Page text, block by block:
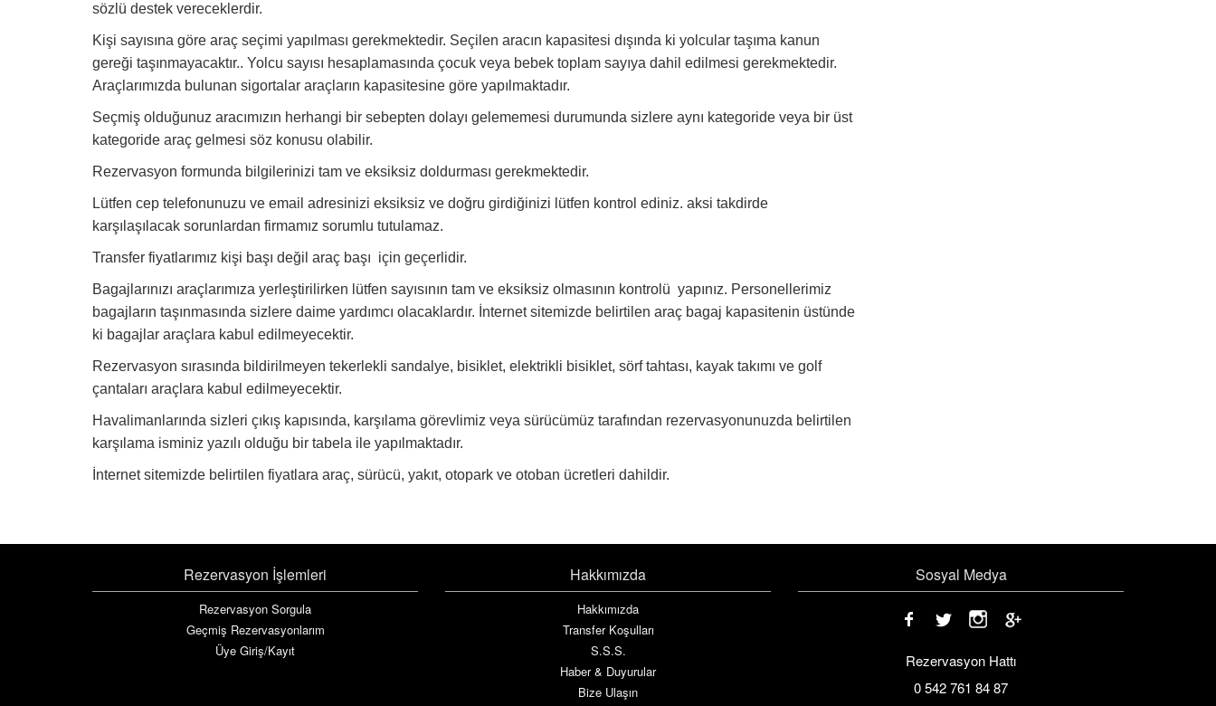
sözlü destek vereceklerdir.
Kişi sayısına göre araç seçimi yapılması gerekmektedir. Seçilen aracın kapasitesi dışında ki yolcular taşıma kanun
gereği taşınmayacaktır.. Yolcu sayısı hesaplamasında çocuk veya bebek toplam sayıya dahil edilmesi gerekmektedir.
Araçlarımızda bulunan sigortalar araçların kapasitesine göre yapılmaktadır.
Seçmiş olduğunuz aracımızın herhangi bir sebepten dolayı gelememesi durumunda sizlere aynı kategoride veya bir üst
kategoride araç gelmesi söz konusu olabilir.
Rezervasyon formunda bilgilerinizi tam ve eksiksiz doldurması gerekmektedir.
Lütfen cep telefonunuzu ve email adresinizi eksiksiz ve doğru girdiğinizi lütfen kontrol ediniz. aksi takdirde
karşılaşılacak sorunlardan firmamız sorumlu tutulamaz.
Transfer fiyatlarımız kişi başı değil araç başı için geçerlidir.
Bagajlarınızı araçlarımıza yerleştirilirken lütfen sayısının tam ve eksiksiz olmasının kontrolü yapınız. Personellerimiz
bagajların taşınmasında sizlere daime yardımcı olacaklardır. İnternet sitemizde belirtilen araç bagaj kapasitenin üstünde
ki bagajlar araçlara kabul edilmeyecektir.
Rezervasyon sırasında bildirilmeyen tekerlekli sandalye, bisiklet, elektrikli bisiklet, sörf tahtası, kayak takımı ve golf
çantaları araçlara kabul edilmeyecektir.
Havalimanlarında sizleri çıkış kapısında, karşılama görevlimiz veya sürücümüz tarafından rezervasyonunuzda belirtilen
karşılama isminiz yazılı olduğu bir tabela ile yapılmaktadır.
İnternet sitemizde belirtilen fiyatlara araç, sürücü, yakıt, otopark ve otoban ücretleri dahildir.
Rezervasyon İşlemleri
Rezervasyon Sorgula
Geçmiş Rezervasyonlarım
Üye Giriş/Kayıt
Hakkımızda
Hakkımızda
Transfer Koşulları
S.S.S.
Haber & Duyurular
Bize Ulaşın
Sosyal Medya
Rezervasyon Hattı
0 542 761 84 87